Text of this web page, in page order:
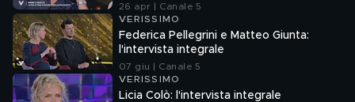
26 apr | Canale 5
VERISSIMO
Federica Pellegrini e Matteo Giunta:
l'intervista integrale
07 giu | Canale 5
VERISSIMO
Licia Colò: l'intervista integrale